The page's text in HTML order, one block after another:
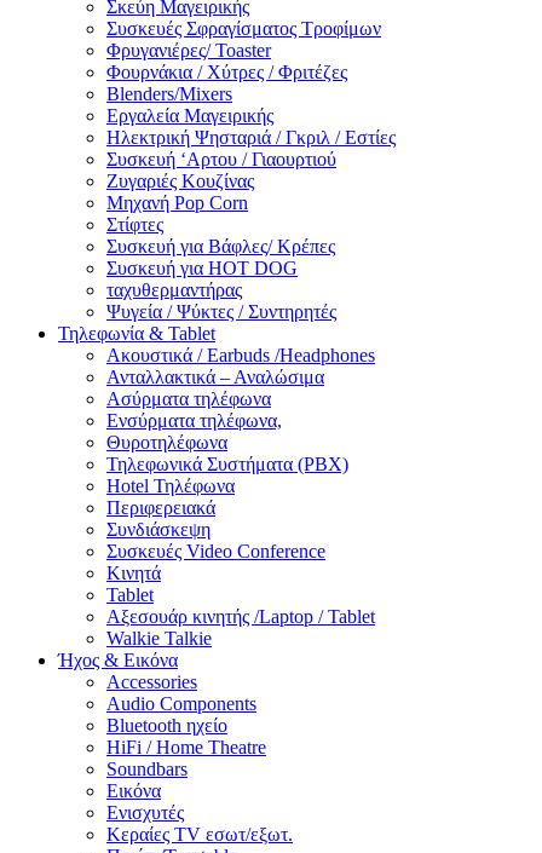
Σκεύη Μαγειρικής
Συσκευές Σφραγίσματος Τροφίμων
Φρυγανιέρες/ Toaster
Φουρνάκια / Χύτρες / Φριτέζες
Blenders/Mixers
Εργαλεία Μαγειρικής
Ηλεκτρική Ψησταριά / Γκριλ / Eστίες
Συσκευή ‘Αρτου / Γιαουρτιού
Ζυγαριές Κουζίνας
Μηχανή Pop Corn
Στίφτες
Συσκευή για Βάφλες/ Κρέπες
Συσκευή για HOT DOG
ταχυθερμαντήρας
Ψυγεία / Ψύκτες / Συντηρητές
Τηλεφωνία & Tablet
Ακουστικά / Earbuds /Headphones
Ανταλλακτικά – Αναλώσιμα
Ασύρματα τηλέφωνα
Ενσύρματα τηλέφωνα,
Θυροτηλέφωνα
Τηλεφωνικά Συστήματα (PBX)
Hotel Τηλέφωνα
Περιφερειακά
Συνδιάσκεψη
Συσκευές Video Conference
Κινητά
Tablet
Αξεσουάρ κινητής /Laptop / Tablet
Walkie Talkie
Ήχος & Εικόνα
Accessories
Audio Components
Bluetooth ηχείο
HiFi / Home Theatre
Soundbars
Εικόνα
Ενισχυτές
Κεραίες TV εσωτ/εξωτ.